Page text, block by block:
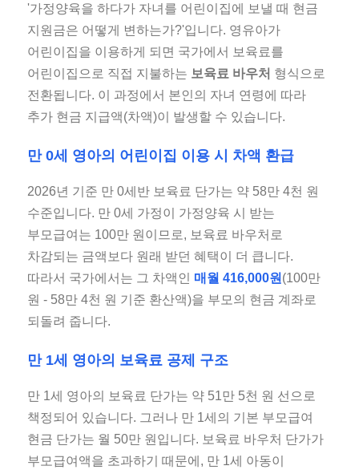
'가정양육을 하다가 자녀를 어린이집에 보낼 때 현금
지원금은 어떻게 변하는가?'입니다. 영유아가
어린이집을 이용하게 되면 국가에서 보육료를
어린이집으로 직접 지불하는 보육료 바우처 형식으로
전환됩니다. 이 과정에서 본인의 자녀 연령에 따라
추가 현금 지급액(차액)이 발생할 수 있습니다.
만 0세 영아의 어린이집 이용 시 차액 환급
2026년 기준 만 0세반 보육료 단가는 약 58만 4천 원
수준입니다. 만 0세 가정이 가정양육 시 받는
부모급여는 100만 원이므로, 보육료 바우처로
차감되는 금액보다 원래 받던 혜택이 더 큽니다.
따라서 국가에서는 그 차액인 매월 416,000원 (100만
원 - 58만 4천 원 기준 환산액)을 부모의 현금 계좌로
되돌려 줍니다.
만 1세 영아의 보육료 공제 구조
만 1세 영아의 보육료 단가는 약 51만 5천 원 선으로
책정되어 있습니다. 그러나 만 1세의 기본 부모급여
현금 단가는 월 50만 원입니다. 보육료 바우처 단가가
부모급여액을 초과하기 때문에, 만 1세 아동이